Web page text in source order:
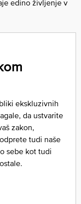
edino življenje v
ekskluzivnih
da ustvarite
zakon,
tudi naše
sebe kot tudi